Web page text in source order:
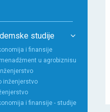
studije
i finansije
u agrobiznisu
inženjerstvo
i finansije - studije